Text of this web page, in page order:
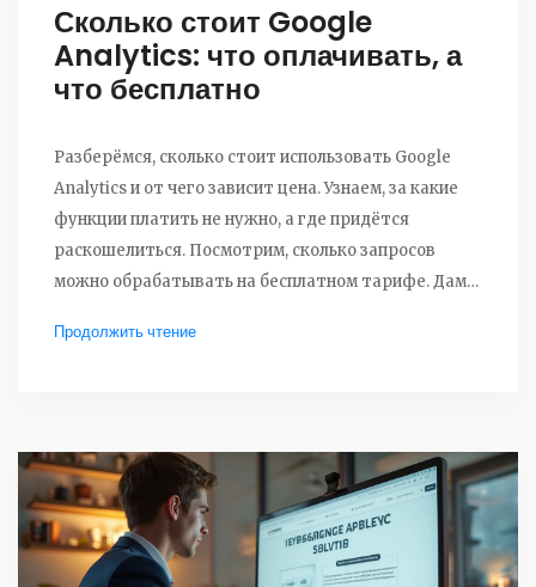
Сколько стоит Google
Analytics: что оплачивать, а
что бесплатно
Разберёмся, сколько стоит использовать Google
Analytics и от чего зависит цена. Узнаем, за какие
функции платить не нужно, а где придётся
раскошелиться. Посмотрим, сколько запросов
можно обрабатывать на бесплатном тарифе. Дам
оптимальный вариант. В статье есть цифры,
Продолжить чтение